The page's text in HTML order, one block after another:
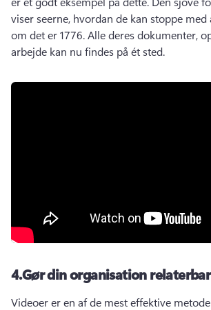
viser seerne, hvordan de kan stoppe med
om det er 1776. Alle deres dokumenter,
arbejde kan nu findes på ét sted.
4.Gør din organisation relaterbar
Videoer er en af de mest effektive